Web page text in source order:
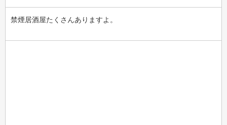
禁煙居酒屋たくさんありますよ。